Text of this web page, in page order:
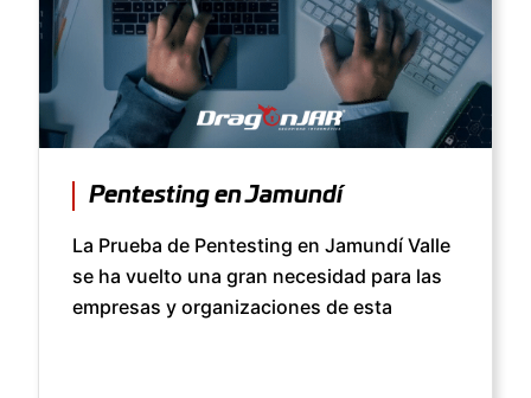
Pentesting en Jamundí
La Prueba de Pentesting en Jamundí Valle
se ha vuelto una gran necesidad para las
empresas y organizaciones de esta